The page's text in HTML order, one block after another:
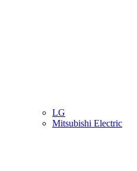
LG
Mitsubishi Electric